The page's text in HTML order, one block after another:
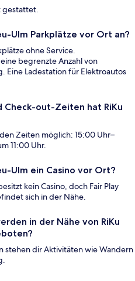
gestattet.
Ulm Parkplätze vor Ort an?
ohne Service.
begrenzte Anzahl von
Eine Ladestation für Elektroautos
Check-out-Zeiten hat RiKu
Zeiten möglich: 15:00 Uhr–
11:00 Uhr.
Ulm ein Casino vor Ort?
kein Casino, doch Fair Play
sich in der Nähe.
in der Nähe von RiKu
stehen dir Aktivitäten wie Wandern